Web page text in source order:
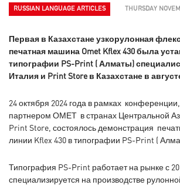
RUSSIAN LANGUAGE ARTICLES THURSDAY
Первая в Казахстане узкорулонная
печатная машина Omet Kflex 430 была
типографии PS-Print ( Алматы)
Италия и Print Store в Казахстане в
24 октября 2024 года в рамках
партнером ОМЕТ в странах Центральной
Print Store, состоялось демонстрация
линии Kflex 430 в типографии PS-Print (
Типография PS-Print работает на рынке с
специализируется на производстве